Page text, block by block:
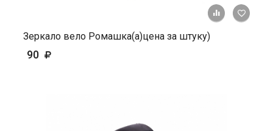
+ К
Зеркало вело Ромашка(а)цена за штуку)
90